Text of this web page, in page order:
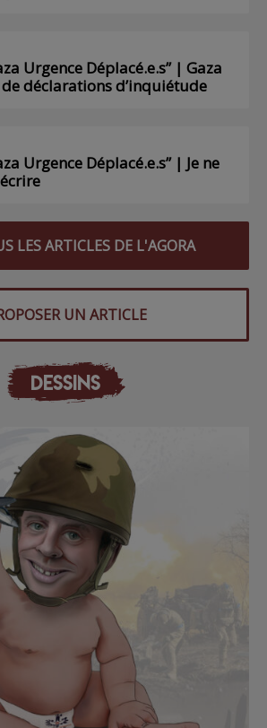
Urgence Déplacé.e.s” | Gaza
de déclarations d’inquiétude
Urgence Déplacé.e.s” | Je ne
LES ARTICLES DE L'AGORA
UN ARTICLE
DESSINS